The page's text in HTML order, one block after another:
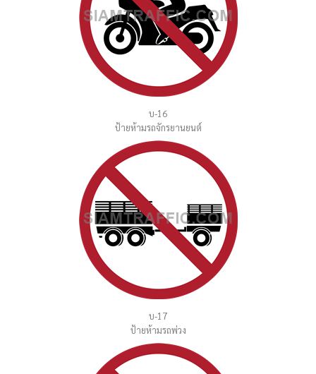
บ-16
ป้ายห้ามรถจักรยานยนต์
บ-17
ป้ายห้ามรถพ่วง